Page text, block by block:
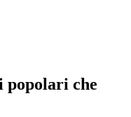
che